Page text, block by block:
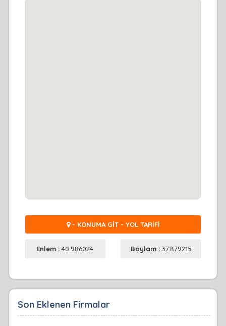
- KONUMA GİT - YOL TARİFİ
Enlem :40.986024 Boylam : 37.879215
Son Eklenen Firmalar